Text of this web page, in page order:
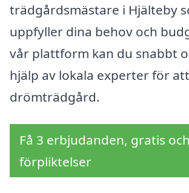
trädgårdsmästare i Hjälteby
uppfyller dina behov och
vår plattform kan du snabbt
hjälp av lokala experter för
drömträdgård.
Få 3 erbjudanden, gratis
förpliktelser